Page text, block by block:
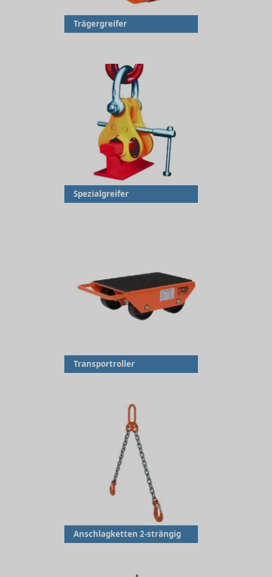
Trägergreifer
Spezialgreifer
Transportroller
Anschlagketten 2-strängig